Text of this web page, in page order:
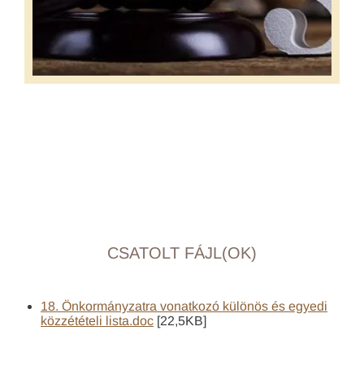
CSATOLT FÁJL(OK)
18. Önkormányzatra vonatkozó különös és egyedi
közzétételi lista.doc [22,5KB]